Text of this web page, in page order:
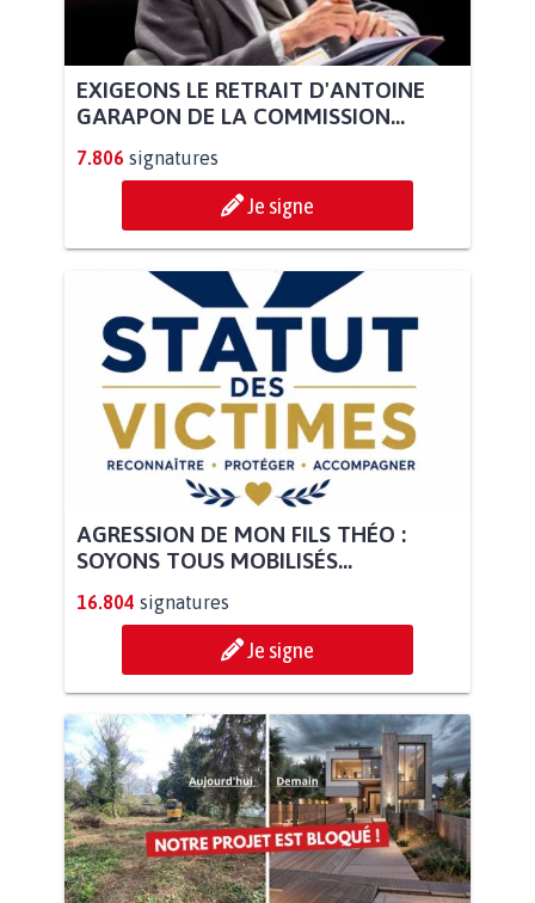
EXIGEONS LE RETRAIT D'ANTOINE
GARAPON DE LA COMMISSION...
7.806 signatures
Je signe
AGRESSION DE MON FILS THÉO :
SOYONS TOUS MOBILISÉS...
16.804 signatures
Je signe